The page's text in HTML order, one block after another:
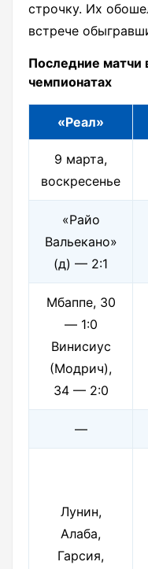
строчку. Их
встрече
Последние матчи
чемпионатах
«Реал»
9 марта,
воскресенье
«Райо
Вальекано»
(д) — 2:1
Мбаппе, 30
— 1:0
Винисиус
(Модрич),
34 — 2:0
—
Лунин,
Алаба,
Гарсия,